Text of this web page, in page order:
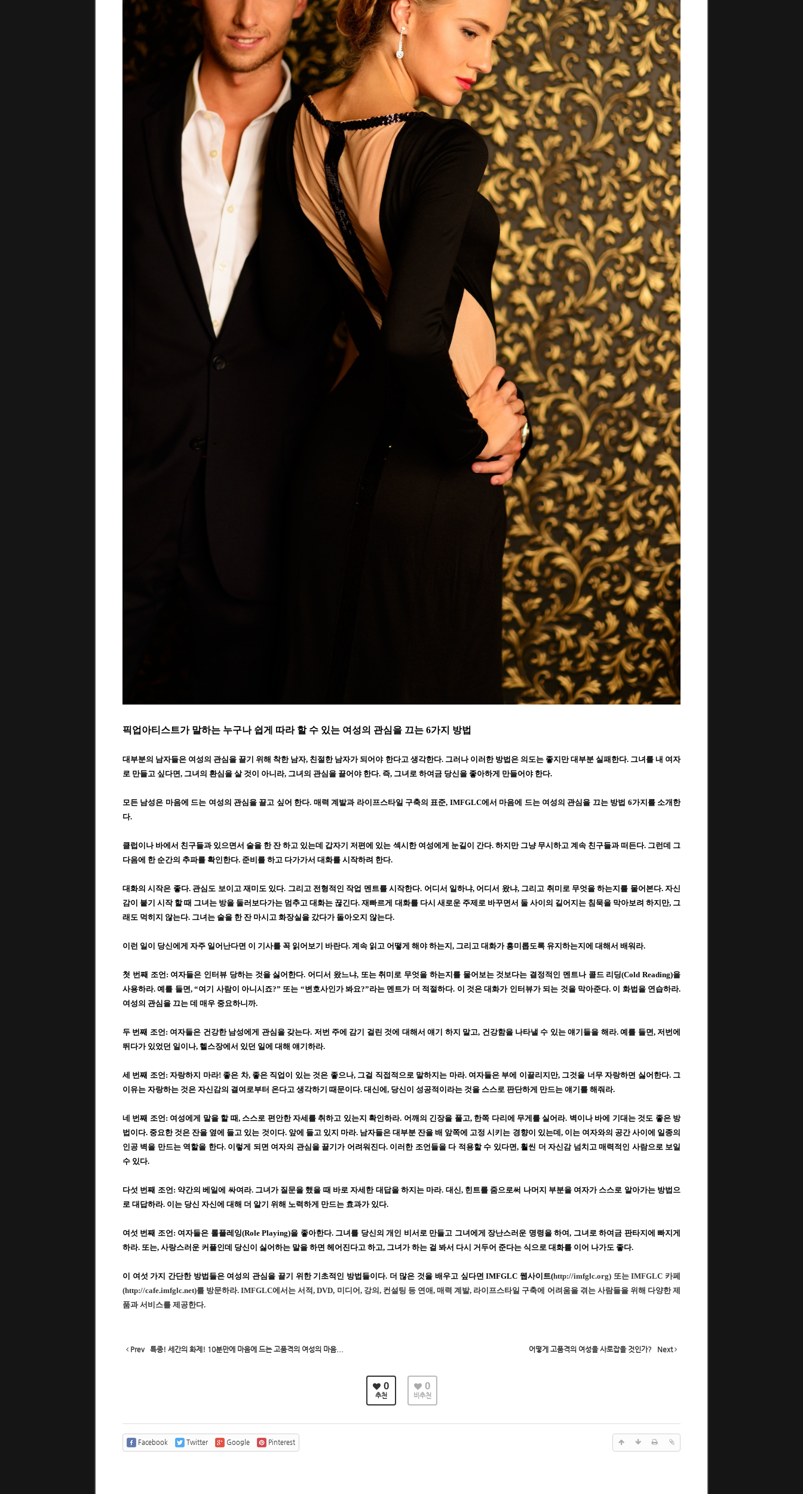
픽업아티스트가 말하는 누구나 쉽게 따라 할 수 있는 여성의 관심을 끄는 6가지 방법
대부분의 남자들은 여성의 관심을 끌기 위해 착한 남자, 친절한 남자가 되어야 한다고 생각한다. 그러나 이러한 방법은 의도는 좋지만 대부분 실패한다. 그녀를 내 여자
로 만들고 싶다면, 그녀의 환심을 살 것이 아니라, 그녀의 관심을 끌어야 한다. 즉, 그녀로 하여금 당신을 좋아하게 만들어야 한다.
모든 남성은 마음에 드는 여성의 관심을 끌고 싶어 한다. 매력 계발과 라이프스타일 구축의 표준, IMFGLC에서 마음에 드는 여성의 관심을 끄는 방법 6가지를 소개한
다.
클럽이나 바에서 친구들과 있으면서 술을 한 잔 하고 있는데 갑자기 저편에 있는 섹시한 여성에게 눈길이 간다. 하지만 그냥 무시하고 계속 친구들과 떠든다. 그런데 그
다음에 한 순간의 추파를 확인한다. 준비를 하고 다가가서 대화를 시작하려 한다.
대화의 시작은 좋다.관심도 보이고 재미도 있다. 그리고 전형적인 작업 멘트를 시작한다. 어디서 일하냐, 어디서 왔냐, 그리고 취미로 무엇을 하는지를 물어본다.자신
감이 붙기 시작 할 때 그녀는 방을 둘러보다가는 멈추고 대화는 끊긴다.재빠르게 대화를 다시 새로운 주제로 바꾸면서 둘 사이의 길어지는 침묵을 막아보려 하지만, 그
래도 먹히지 않는다. 그녀는 술을 한 잔 마시고 화장실을 갔다가 돌아오지 않는다.
이런 일이 당신에게 자주 일어난다면 이 기사를 꼭 읽어보기 바란다. 계속 읽고 어떻게 해야 하는지 , 그리고 대화가 흥미롭도록 유지하는지에 대해서 배워라.
첫 번째 조언: 여자들은 인터뷰 당하는 것을 싫어한다. 어디서 왔느냐, 또는 취미로 무엇을 하는지를 물어보는 것보다는 결정적인 멘트나 콜드 리딩(Cold Reading)을
사용하라.예를 들면, “여기 사람이 아니시죠?” 또는 “변호사인가 봐요?”라는 멘트가 더 적절하다. 이 것은 대화가 인터뷰가 되는 것을 막아준다. 이 화법을 연습하라.
여성의 관심을 끄는 데 매우 중요하니까.
두 번째 조언: 여자들은 건강한 남성에게 관심을 갖는다. 저번 주에 감기 걸린 것에 대해서 얘기 하지 말고, 건강함을 나타낼 수 있는 얘기들을 해라.예를 들면,저번에
뛰다가 있었던 일이나, 헬스장에서 있던 일에 대해 얘기하라.
세 번째 조언:자랑하지 마라! 좋은 차, 좋은 직업이 있는 것은 좋으나, 그걸 직접적으로 말하지는 마라. 여자들은 부에 이끌리지만, 그것을 너무 자랑하면 싫어한다. 그
이유는 자랑하는 것은 자신감의 결여로부터 온다고 생각하기 때문이다. 대신에 , 당신이 성공적이라는 것을 스스로 판단하게 만드는 얘기를 해줘라.
네 번째 조언: 여성에게 말을 할 때, 스스로 편안한 자세를 취하고 있는지 확인하라. 어깨의 긴장을 풀고, 한쪽 다리에 무게를 실어라. 벽이나 바에 기대는 것도 좋은 방
법이다. 중요한 것은 잔을 옆에 들고 있는 것이다. 앞에 들고 있지 마라. 남자들은 대부분 잔을 배 앞쪽에 고정 시키는 경향이 있는데 , 이는 여자와의 공간 사이에 일종의
인공 벽을 만드는 역할을 한다. 이렇게 되면 여자의 관심을 끌기가 어려워진다. 이러한 조언들을 다 적용할 수 있다면, 훨씬 더 자신감 넘치고 매력적인 사람으로 보일
수 있다.
다섯 번째 조언: 약간의 베일에 싸여라. 그녀가 질문을 했을 때 바로 자세한 대답을 하지는 마라. 대신, 힌트를 줌으로써 나머지 부분을 여자가 스스로 알아가는 방법으
로 대답하라. 이는 당신 자신에 대해 더 알기 위해 노력하게 만드는 효과가 있다.
여섯 번째 조언: 여자들은 롤플레잉(Role Playing)을 좋아한다. 그녀를 당신의 개인 비서로 만들고 그녀에게 장난스러운 명령을 하여, 그녀로 하여금 판타지에 빠지게
하라. 또는, 사랑스러운 커플인데 당신이 싫어하는 말을 하면 헤어진다고 하고, 그녀가 하는 걸 봐서 다시 거두어 준다는 식으로 대화를 이어 나가도 좋다.
이 여섯 가지 간단한 방법들은 여성의 관심을 끌기 위한 기초적인 방법들이다. 더 많은 것을 배우고 싶다면IMFGLC 웹사이트(http://imfglc.org) 또는IMFGLC카페
(http://cafe.imfglc.net)를 방문하라. IMFGLC에서는 서적, DVD, 미디어 , 강의 , 컨설팅 등 연애,매력 계발, 라이프스타일 구축에 어려움을 겪는 사람들을 위해 다양한 제
품과 서비스를 제공한다.
Prev 특종! 세간의 화제! 10분만에 마음에 드는 고품격의 여성의 마음... 어떻게 고품격의 여성을 사로잡을 것인가? Next
0
추천
0
비추천
Facebook Twitter Google Pinterest